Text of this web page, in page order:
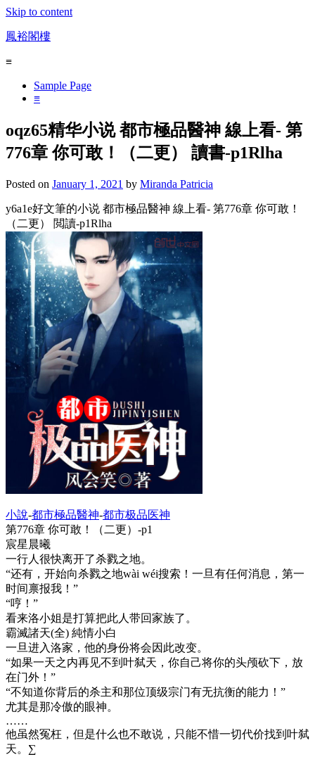
Skip to content
鳳裕閣樓
≡
Sample Page
≡
oqz65精华小说 都市極品醫神 線上看- 第
776章 你可敢！（二更） 讀書-p1Rlha
Posted on January 1, 2021 by Miranda Patricia
y6a1e好文筆的小说 都市極品醫神 線上看- 第776章 你可敢！
（二更） 閲讀-p1Rlha
小說-都市極品醫神-都市极品医神
第776章 你可敢！（二更）-p1
宸星晨曦
一行人很快离开了杀戮之地。
“还有，开始向杀戮之地wài wéi搜索！一旦有任何消息，第一
时间禀报我！”
“哼！”
看来洛小姐是打算把此人带回家族了。
霸滅諸天(全) 純情小白
一旦进入洛家，他的身份将会因此改变。
“如果一天之内再见不到叶弑天，你自己将你的头颅砍下，放
在门外！”
“不知道你背后的杀主和那位顶级宗门有无抗衡的能力！”
尤其是那冷傲的眼神。
……
他虽然冤枉，但是什么也不敢说，只能不惜一切代价找到叶弑
天。∑